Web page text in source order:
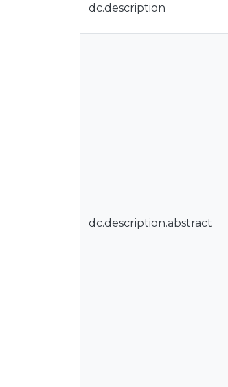
dc.description
dc.description.abstract